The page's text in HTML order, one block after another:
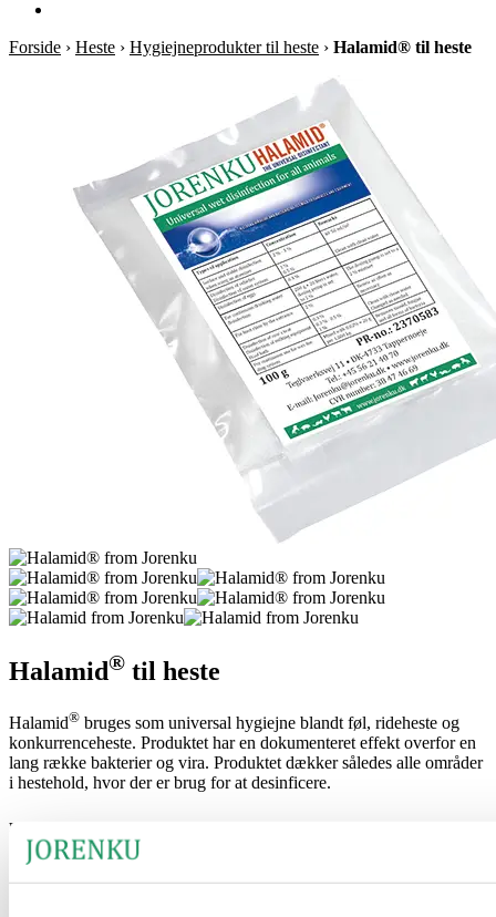
Forside › Heste › Hygiejneprodukter til heste › Halamid® til heste
Halamid® til heste
Halamid® bruges som universal hygiejne blandt føl, rideheste og
konkurrenceheste. Produktet har en dokumenteret effekt overfor en
lang række bakterier og vira. Produktet dækker således alle områder
i hestehold, hvor der er brug for at desinficere.
Fordele ved produktet: